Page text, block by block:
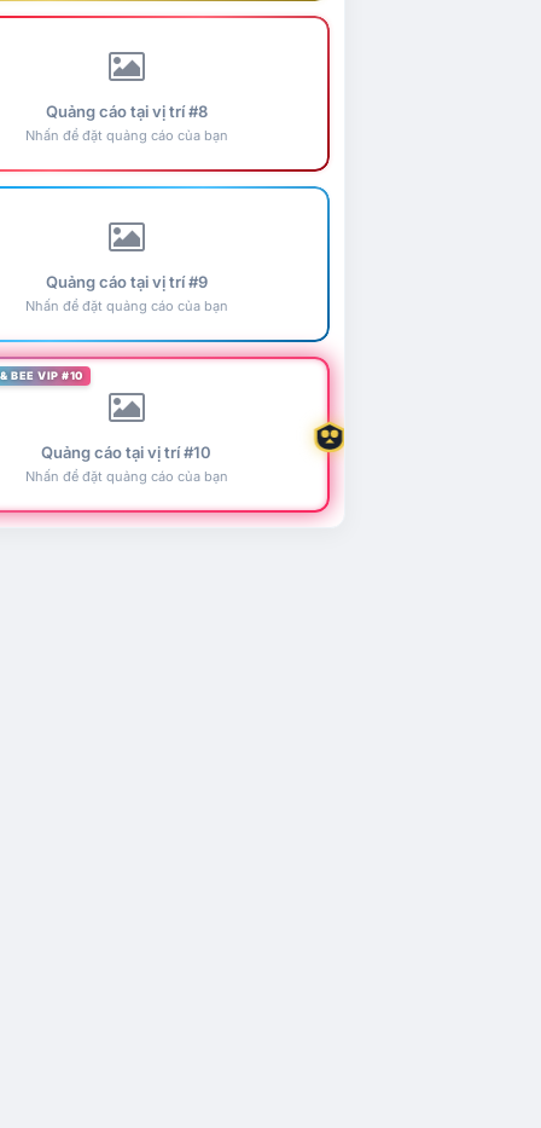
Quảng cáo tại vị trí #8
Nhấn để đặt quảng cáo của bạn
Quảng cáo tại vị trí #9
Nhấn để đặt quảng cáo của bạn
BEE VIP #10
Quảng cáo tại vị trí #10
Nhấn để đặt quảng cáo của bạn